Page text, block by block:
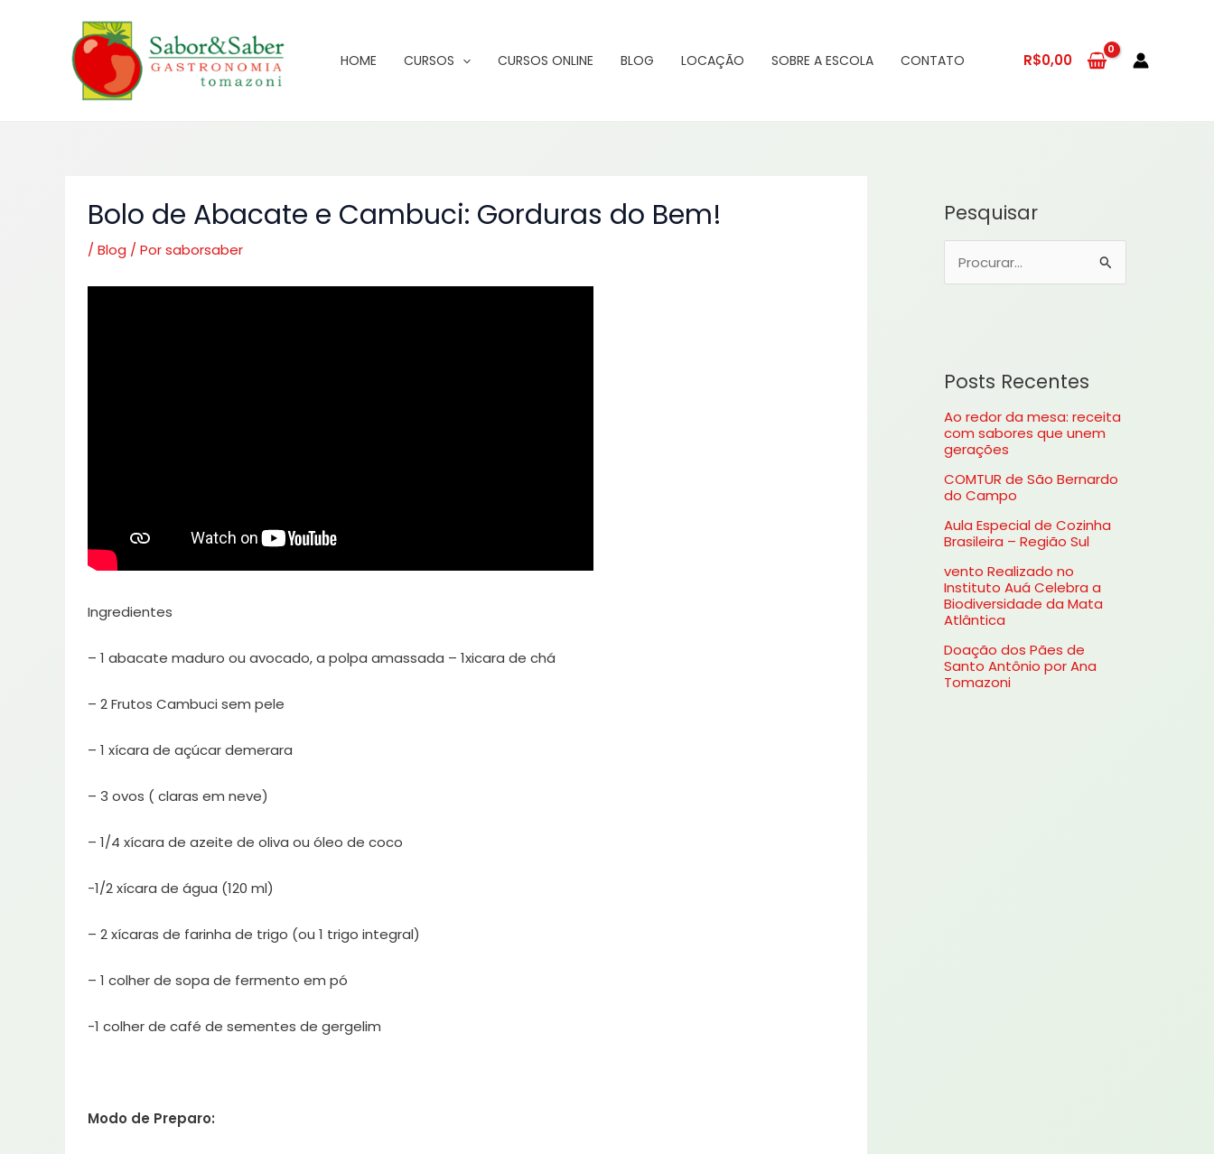
HOME CURSOS CURSOS ONLINE BLOG LOCAÇÃO SOBRE A ESCOLA CONTATO R$0,00
Bolo de Abacate e Cambuci: Gorduras do Bem!
/ Blog / Porsaborsaber
Ingredientes
– 1 abacate maduro ou avocado, a polpa amassada – 1xicara de chá
– 2 Frutos Cambuci sem pele
– 1 xícara de açúcar demerara
– 3 ovos ( claras em neve)
– 1/4 xícara de azeite de oliva ou óleo de coco
-1/2 xícara de água (120 ml)
– 2 xícaras de farinha de trigo (ou 1 trigo integral)
– 1 colher de sopa de fermento em pó
-1 colher de café de sementes de gergelim
Modo de Preparo:
Pesquisar
u
s
a
r
o
:
Posts Recentes
Ao redor da mesa: receita
com sabores que unem
gerações
COMTUR de São Bernardo
do Campo
Aula Especial de Cozinha
Brasileira – Região Sul
vento Realizado no
Instituto Auá Celebra a
Biodiversidade da Mata
Atlântica
Doação dos Pães de
Santo Antônio por Ana
Tomazoni